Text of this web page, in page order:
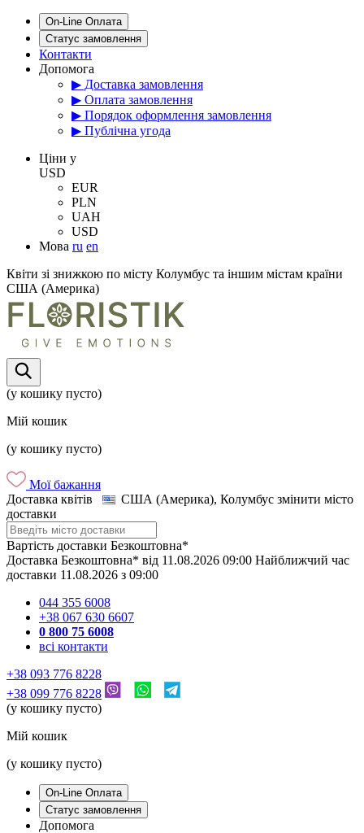
On-Line Оплата
Статус замовлення
Контакти
Допомога
▶ Доставка замовлення
▶ Оплата замовлення
▶ Порядок оформлення замовлення
▶ Публічна угода
Цiни у
USD
EUR
PLN
UAH
USD
Мова ru en
Квіти зі знижкою по місту Колумбус та іншим містам країни
США (Америка)
(у кошику пусто)
Мій кошик
(у кошику пусто)
Мої бажання
Доставка квітів
США (Америка), Колумбус змінити місто
доставки
Вартість доставки Безкоштовна*
Доставка Безкоштовна* від 11.08.2026 09:00 Найближчий час
доставки 11.08.2026 з 09:00
044 355 6008
+38 067 630 6607
0 800 75 6008
всі контакти
+38 093 776 8228
+38 099 776 8228
(у кошику пусто)
Мій кошик
(у кошику пусто)
On-Line Оплата
Статус замовлення
Допомога